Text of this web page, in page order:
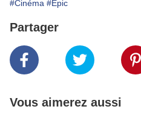
#Cinéma #Epic
Partager
Vous aimerez aussi